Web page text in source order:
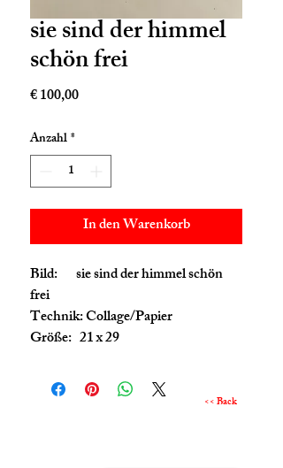
sie sind der himmel
schön frei
€ 100,00Preis
Anzahl*
In den Warenkorb
Bild: sie sind der himmel schön
frei
Technik: Collage/Papier
Größe: 21 x 29
<< Back